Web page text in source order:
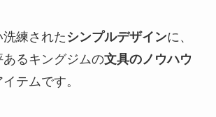
練された シンプルデザインに、
るキングジムの文具のノウハウ
テムです。